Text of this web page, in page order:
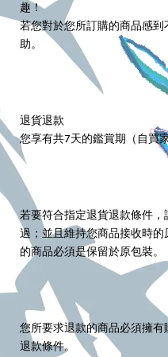
趣！
若您對於您所訂購的商品感
助。
退貨退款
您享有共7天的鑑賞期（自買
若要符合指定退貨退款條件
過；並且維持您商品接收時
的商品必須是保留於原包裝。
您所要求退款的商品必須擁
退款條件。